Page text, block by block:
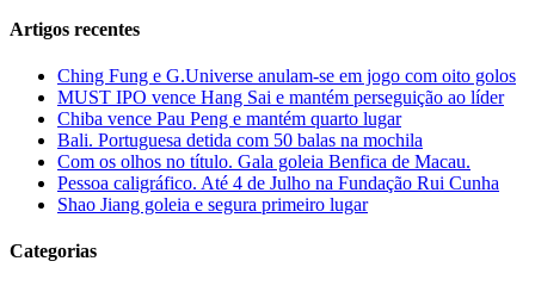
Artigos recentes
Ching Fung e G.Universe anulam-se em jogo com oito golos
MUST IPO vence Hang Sai e mantém perseguição ao líder
Chiba vence Pau Peng e mantém quarto lugar
Bali. Portuguesa detida com 50 balas na mochila
Com os olhos no título. Gala goleia Benfica de Macau.
Pessoa caligráfico. Até 4 de Julho na Fundação Rui Cunha
Shao Jiang goleia e segura primeiro lugar
Categorias